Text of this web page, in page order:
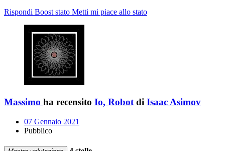
Rispondi Boost stato Metti mi piace allo stato
Massimo ha recensito Io, Robot di Isaac Asimov
07 Gennaio 2021
Pubblico